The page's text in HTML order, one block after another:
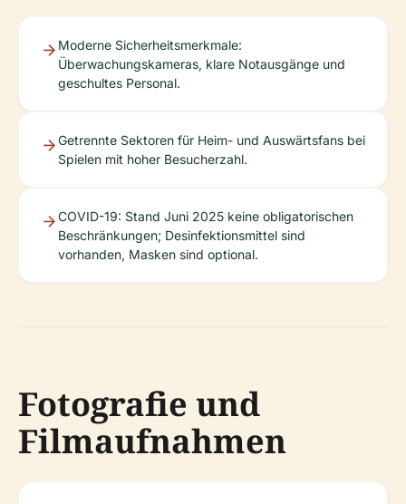
Moderne Sicherheitsmerkmale:
Überwachungskameras, klare Notausgänge und
geschultes Personal.
Getrennte Sektoren für Heim- und Auswärtsfans bei
Spielen mit hoher Besucherzahl.
COVID-19: Stand Juni 2025 keine obligatorischen
Beschränkungen; Desinfektionsmittel sind
vorhanden, Masken sind optional.
Fotografie und
Filmaufnahmen